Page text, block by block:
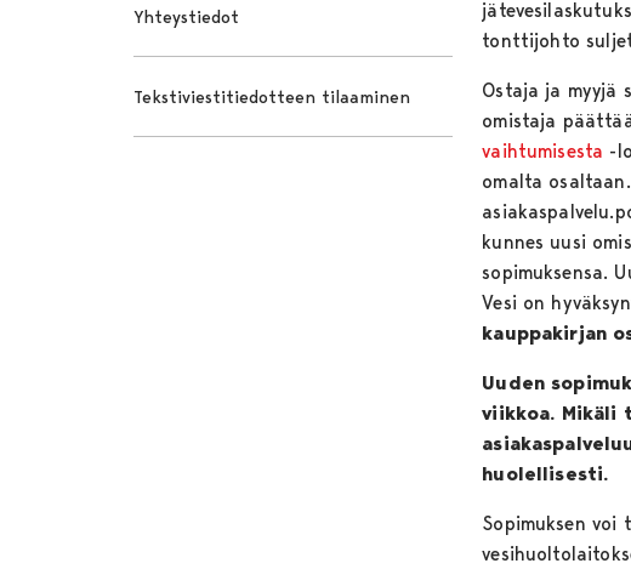
Yhteystiedot
Tekstiviestitiedotteen tilaaminen
tonttijohto
Ostaja ja myyjä
omistaja
vaihtumisesta -
omalta
kunnes uusi
sopimuksensa.
Vesi on
kauppakirjan
Uuden
viikkoa.
huolellisesti.
Sopimuksen voi